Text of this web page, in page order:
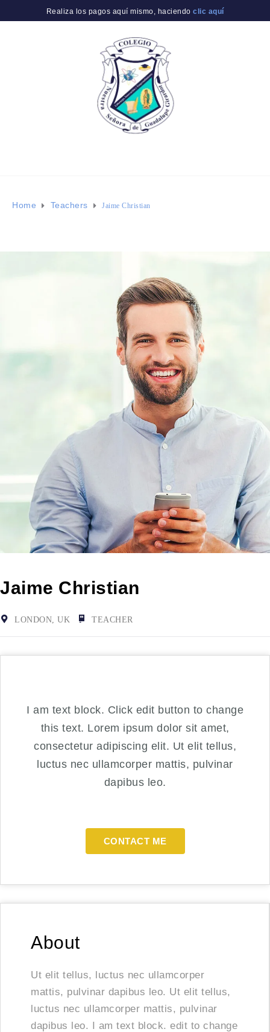
Realiza los pagos aquí mismo, haciendo clic aquí
Home Teachers Jaime Christian
Jaime Christian
LONDON, UK TEACHER
I am text block. Click edit button to change
this text. Lorem ipsum dolor sit amet,
consectetur adipiscing elit. Ut elit tellus,
luctus nec ullamcorper mattis, pulvinar
dapibus leo.
CONTACT ME
About
Ut elit tellus, luctus nec ullamcorper
mattis, pulvinar dapibus leo. Ut elit tellus,
luctus nec ullamcorper mattis, pulvinar
dapibus leo. I am text block. edit to change